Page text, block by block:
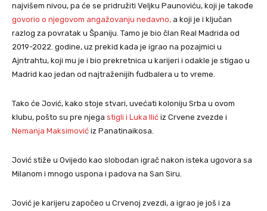
najvišem nivou, pa će se pridružiti Veljku Paunoviću, koji je takođe
govorio o njegovom angažovanju nedavno, a koji je i ključan
razlog za povratak u Španiju. Tamo je bio član Real Madrida od
2019-2022. godine, uz prekid kada je igrao na pozajmici u
Ajntrahtu, koji mu je i bio prekretnica u karijeri i odakle je stigao u
Madrid kao jedan od najtraženijih fudbalera u to vreme.
Tako će Jović, kako stoje stvari, uvećati koloniju Srba u ovom
klubu, pošto su pre njega stigli i Luka Ilić iz Crvene zvezde i
Nemanja Maksimović iz Panatinaikosa.
Jović stiže u Ovijedo kao slobodan igrač nakon isteka ugovora sa
Milanom i mnogo uspona i padova na San Siru.
Jović je karijeru započeo u Crvenoj zvezdi, a igrao je još i za